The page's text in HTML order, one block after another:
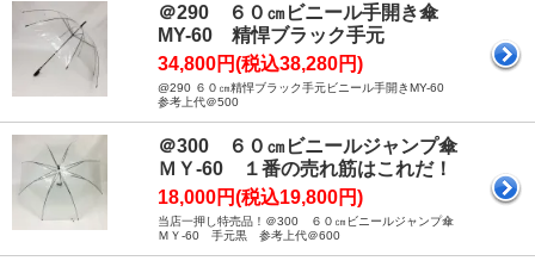
＠290 ６０㎝ビニール手開き傘
MY-60 精悍ブラック手元
34,800円(税込38,280円)
@290 ６０㎝精悍ブラック手元ビニール手開きMY-60
参考上代＠500
＠300 ６０㎝ビニールジャンプ傘
ＭＹ-60 １番の売れ筋はこれだ！
18,000円(税込19,800円)
当店一押し特売品！＠300 ６０㎝ビニールジャンプ傘
ＭＹ-60 手元黒 参考上代＠600